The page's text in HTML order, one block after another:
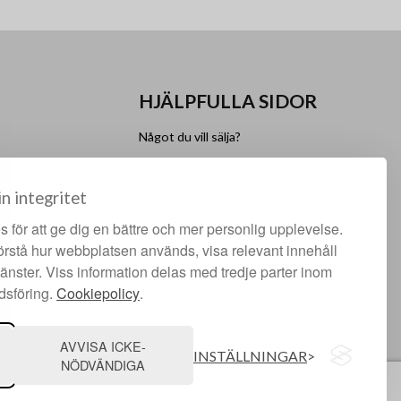
integritet
för att ge dig en bättre och mer personlig upplevelse.
hur webbplatsen används, visa relevant innehåll
Viss information delas med tredje parter inom
Cookiepolicy.
AVVISA ICKE-
NÖDVÄNDIGA
INSTÄLLNINGAR
HJÄLPFULLA SIDOR
Något du vill sälja?
Instagram